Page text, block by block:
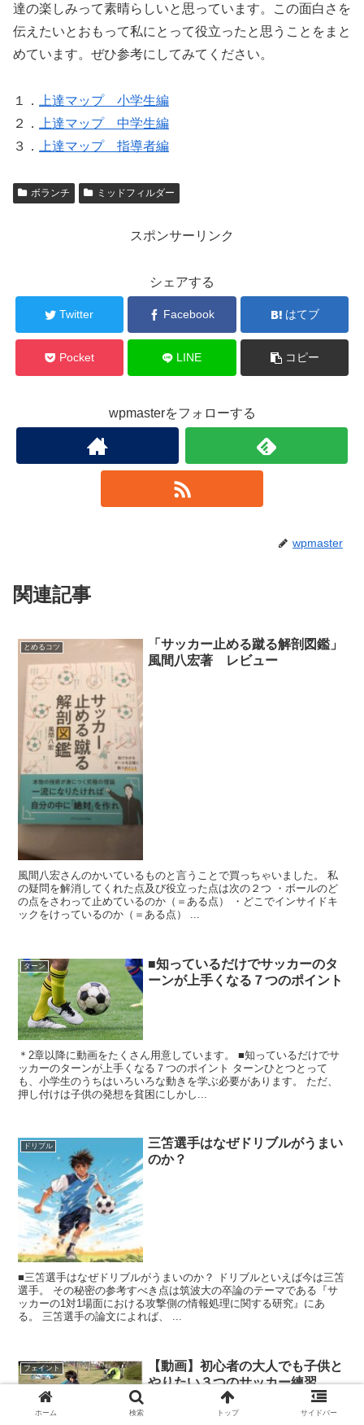
達の楽しみって素晴らしいと思っています。この面白さを
伝えたいとおもって私にとって役立ったと思うことをまと
めています。ぜひ参考にしてみてください。
１．
上達マップ 小学生編
２．
上達マップ 中学生編
３．
上達マップ 指導者編
ボランチ ミッドフィルダー
スポンサーリンク
シェアする
Twitter Facebook はてブ
Pocket LINE コピー
wpmasterをフォローする
wpmaster
関連記事
とめるコツ
「サッカー止める蹴る解剖図鑑」
風間八宏著 レビュー
風間八宏さんのかいているものと言うことで買っちゃいました。 私
の疑問を解消してくれた点及び役立った点は次の２つ ・ボールのど
の点をさわって止めているのか（＝ある点） ・どこでインサイドキ
ックをけっているのか（＝ある点） ...
ターン
■知っているだけでサッカーのタ
ーンが上手くなる７つのポイント
＊2章以降に動画をたくさん用意しています。 ■知っているだけでサ
ッカーのターンが上手くなる７つのポイント ターンひとつとって
も、小学生のうちはいろいろな動きを学ぶ必要があります。 ただ、
押し付けは子供の発想を貧困にしかし...
ドリブル
三笘選手はなぜドリブルがうまい
のか？
■三笘選手はなぜドリブルがうまいのか？ ドリブルといえば今は三笘
選手。 その秘密の参考すべき点は筑波大の卒論のテーマである『サ
ッカーの1対1場面における攻撃側の情報処理に関する研究』にあ
る。 三笘選手の論文によれば、 ...
フェイント
【動画】初心者の大人でも子供と
やりたい３つのサッカー練習
ホーム 検索 トップ サイドバー